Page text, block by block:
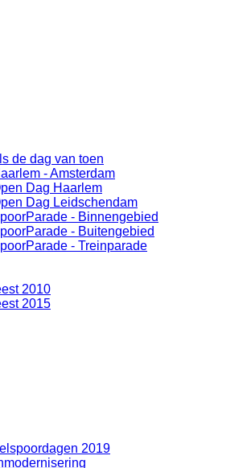
de dag van toen
- Amsterdam
Dag Haarlem
Dag Leidschendam
- Binnengebied
- Buitengebied
- Treinparade
2010
2015
2019